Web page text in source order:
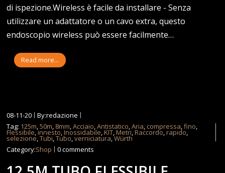
di ispezione.Wireless è facile da installare - Senza
utilizzare un adattatore o un cavo extra, questo
endoscopio wireless può essere facilmente…
Read more...
08-11-20
By:redazione
Tag: 125m,50m, 8mm,Acciaio,Antistatico,Aria, compressa,fino,
Flessibile,innesto,Inossidabile,KIT,Metri,Raccordo,rapido,
selezione,Tubi,Tubo,verniciatura,Würth
Category:Shop 0 comments